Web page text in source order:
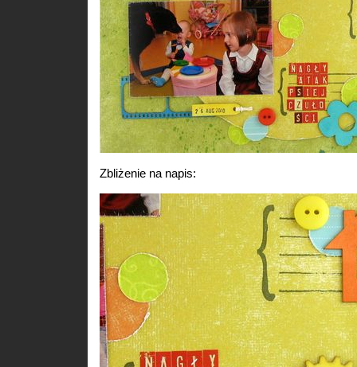
Zbliżenie na napis: